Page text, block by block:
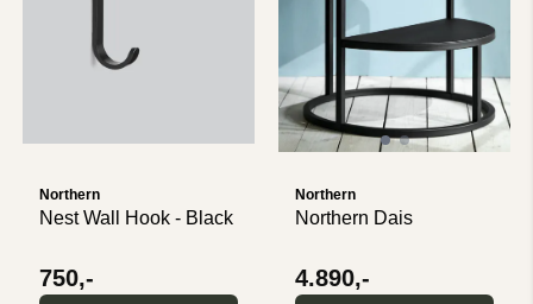
Northern
Nest Wall Hook - Black
750,-
Northern
Northern Dais
4.890,-